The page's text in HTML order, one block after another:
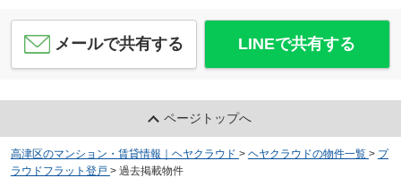
メールで共有する LINEで共有する
ページトップへ
高津区のマンション・賃貸情報｜ヘヤクラウド > ヘヤクラウドの物件一覧 > プ
ラウドフラット登戸 > 過去掲載物件